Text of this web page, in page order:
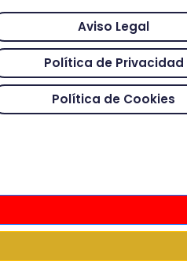
Aviso Legal
Política de Privacidad
Política de Cookies